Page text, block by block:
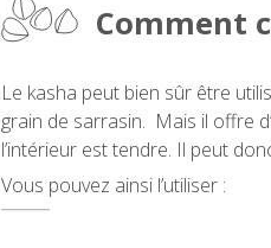
Comment
Le kasha peut bien sûr être
grain de sarrasin. Mais il offre
l’intérieur est tendre. Il peut
Vous pouvez ainsi l’utiliser :